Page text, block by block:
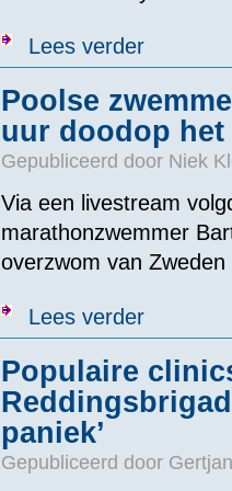
Lees verderover Ook als
Poolse
uur doodop
Gepubliceerd door Niek
Via een livestream
marathonzwemmer
overzwom van
Lees verderover Poolse
Populaire
paniek’
Gepubliceerd door